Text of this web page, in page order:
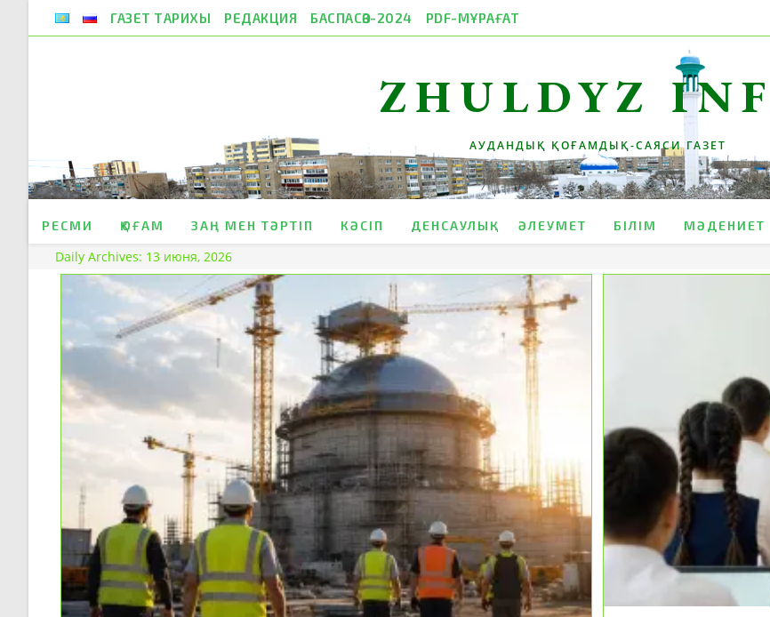
ГАЗЕТ ТАРИХЫ РЕДАКЦИЯ БАСПАСӨЗ-2024 PDF-МҰРАҒАТ
ZHULDYZ
АУДАНДЫҚ ҚОҒАМДЫҚ-САЯСИ ГАЗЕТ
РЕСМИ ҚОҒАМ ЗАҢ МЕН ТӘРТІП КӘСІП ДЕНСАУЛЫҚ ӘЛЕУМЕТ БІЛІМ МӘДЕНИЕТ
Daily Archives: 13 июня, 2026